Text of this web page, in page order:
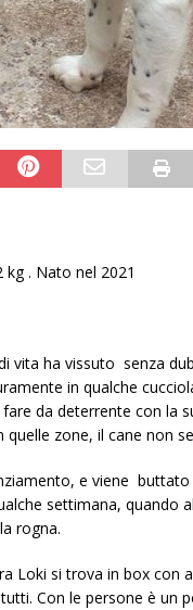
. Nato nel 2021
vita ha vissuto senza
in qualche
da deterrente con la
zone, il cane non
e viene
settimana, quando
rogna.
Loki si trova in box con
Con le persone è un